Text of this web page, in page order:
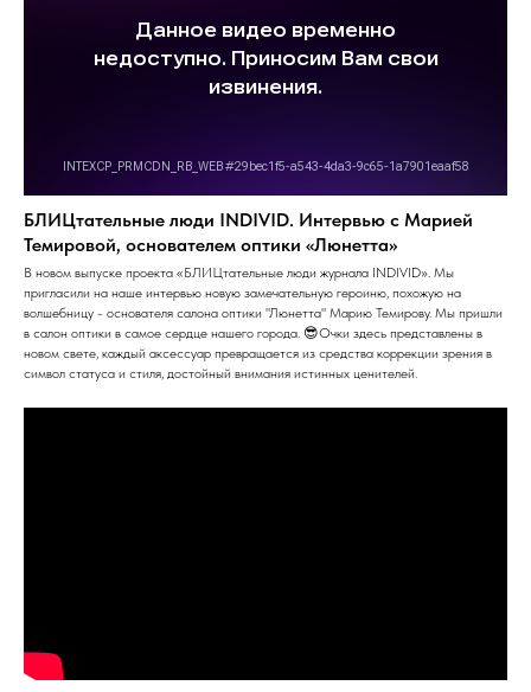
БЛИЦтательные люди INDIVID. Интервью с Марией
Темировой, основателем оптики «Люнетта»
В новом выпуске проекта «БЛИЦтательные люди журнала INDIVID». Мы
пригласили на наше интервью новую замечательную героиню, похожую на
волшебницу - основателя салона оптики "Люнетта" Марию Темирову. Мы пришли
в салон оптики в самое сердце нашего города. 😎Очки здесь представлены в
новом свете, каждый аксессуар превращается из средства коррекции зрения в
символ статуса и стиля, достойный внимания истинных ценителей.